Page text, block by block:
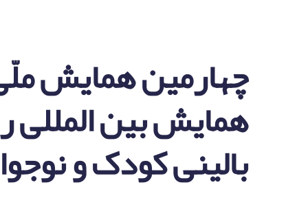
چهارمین همایش
همایش بین
بالینی کودک و